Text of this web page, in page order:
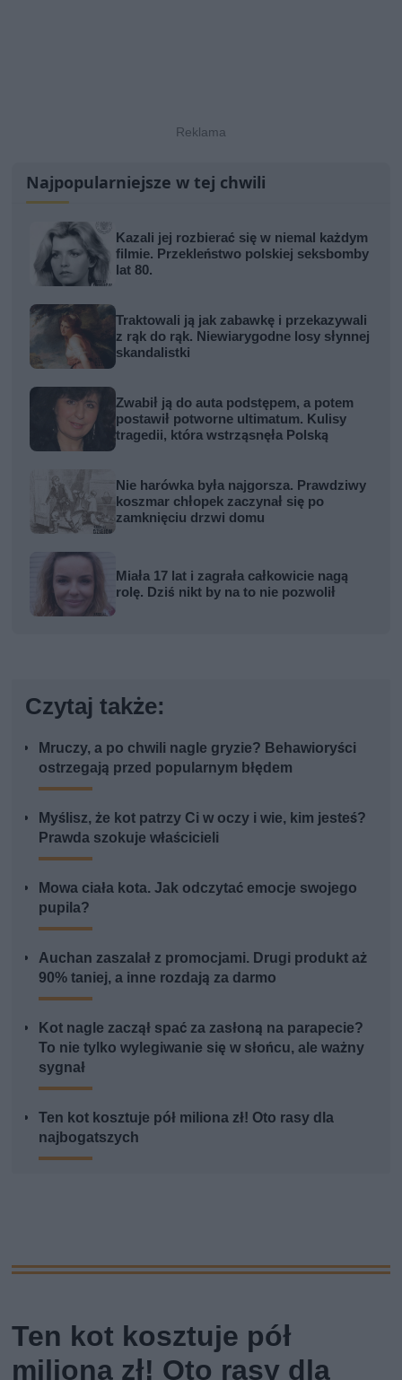
Najpopularniejsze w tej chwili
Kazali jej rozbierać się w niemal każdym
filmie. Przekleństwo polskiej seksbomby
lat 80.
Traktowali ją jak zabawkę i przekazywali
z rąk do rąk. Niewiarygodne losy słynnej
skandalistki
Zwabił ją do auta podstępem, a potem
postawił potworne ultimatum. Kulisy
tragedii, która wstrząsnęła Polską
Nie harówka była najgorsza. Prawdziwy
koszmar chłopek zaczynał się po
zamknięciu drzwi domu
Miała 17 lat i zagrała całkowicie nagą
rolę. Dziś nikt by na to nie pozwolił
Czytaj także:
Mruczy, a po chwili nagle gryzie? Behawioryści
ostrzegają przed popularnym błędem
Myślisz, że kot patrzy Ci w oczy i wie, kim jesteś?
Prawda szokuje właścicieli
Mowa ciała kota. Jak odczytać emocje swojego
pupila?
Auchan zaszalał z promocjami. Drugi produkt aż
90% taniej, a inne rozdają za darmo
Kot nagle zaczął spać za zasłoną na parapecie?
To nie tylko wylegiwanie się w słońcu, ale ważny
sygnał
Ten kot kosztuje pół miliona zł! Oto rasy dla
najbogatszych
Ten kot kosztuje pół
miliona zł! Oto rasy dla